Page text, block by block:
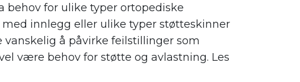
behov for ulike typer ortopediske
innlegg eller ulike typer støtteskinner
å påvirke feilstillinger som
være behov for støtte og avlastning. Les